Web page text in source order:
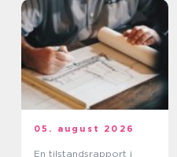
05. august 2026
En tilstandsrapport i